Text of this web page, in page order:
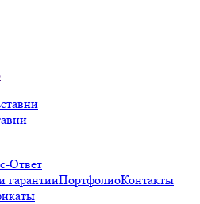
Ответ
гарантииПортфолиоКонтакты